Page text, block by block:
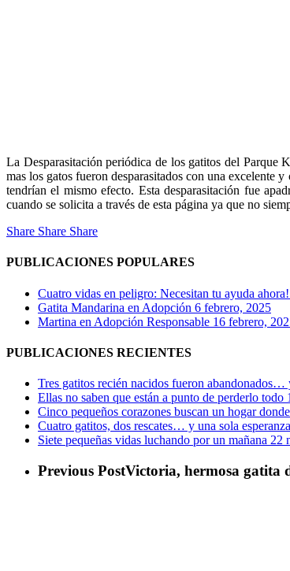
La Desparasitación periódica de los gatitos del Parque
mas los gatos fueron desparasitados con una excelente
tendrían el mismo efecto. Esta desparasitación fue
cuando se solicita a través de esta página ya que no
Share Share Share
PUBLICACIONES POPULARES
Cuatro vidas en peligro: Necesitan tu ayuda ahora!
Gatita Mandarina en Adopción 6 febrero, 2025
Martina en Adopción Responsable 16 febrero,
PUBLICACIONES RECIENTES
Tres gatitos recién nacidos fueron abandonados…
Ellas no saben que están a punto de perderlo todo
Cinco pequeños corazones buscan un hogar
Cuatro gatitos, dos rescates… y una sola
Siete pequeñas vidas luchando por un mañana 22
Previous PostVictoria, hermosa gatita